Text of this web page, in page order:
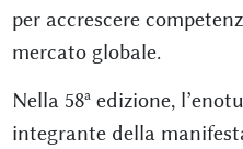
per accrescere
mercato globale.
Nella 58ª edizione,
integrante della